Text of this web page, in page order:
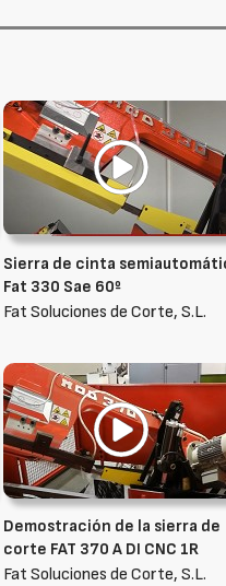
Sierra de cinta
Fat 330 Sae 60º
Fat Soluciones de Corte, S.L.
Demostración de la sierra de
corte FAT 370 A DI CNC 1R
Fat Soluciones de Corte, S.L.